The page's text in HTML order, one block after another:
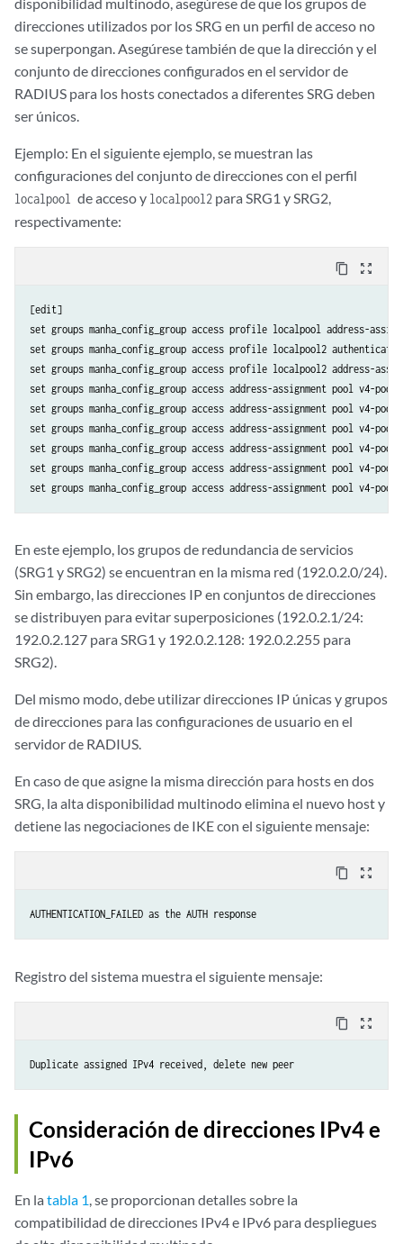
direcciones utilizados por los SRG en un perfil de acceso no
se superpongan. Asegúrese también de que la dirección y el
conjunto de direcciones configurados en el servidor de
RADIUS para los hosts conectados a diferentes SRG deben
ser únicos.
Ejemplo: En el siguiente ejemplo, se muestran las
configuraciones del conjunto de direcciones con el perfil
localpool de acceso y localpool2 para SRG1 y SRG2,
respectivamente:
content_copy zoom_out_map
[edit]
set groups manha_config_group access profile localpool address-
set groups manha_config_group access profile localpool2
set groups manha_config_group access profile localpool2 address-
set groups manha_config_group access address-assignment pool v4-
set groups manha_config_group access address-assignment pool v4-
set groups manha_config_group access address-assignment pool v4-
set groups manha_config_group access address-assignment pool v4-
set groups manha_config_group access address-assignment pool v4-
En este ejemplo, los grupos de redundancia de servicios
(SRG1 y SRG2) se encuentran en la misma red (192.0.2.0/24).
Sin embargo, las direcciones IP en conjuntos de direcciones
se distribuyen para evitar superposiciones (192.0.2.1/24:
192.0.2.127 para SRG1 y 192.0.2.128: 192.0.2.255 para
SRG2).
Del mismo modo, debe utilizar direcciones IP únicas y grupos
de direcciones para las configuraciones de usuario en el
servidor de RADIUS.
En caso de que asigne la misma dirección para hosts en dos
SRG, la alta disponibilidad multinodo elimina el nuevo host y
detiene las negociaciones de IKE con el siguiente mensaje:
content_copy zoom_out_map
AUTHENTICATION_FAILED as the AUTH response
Registro del sistema muestra el siguiente mensaje:
content_copy zoom_out_map
Duplicate assigned IPv4 received, delete new peer
Consideración de direcciones IPv4 e
IPv6
En la tabla 1 , se proporcionan detalles sobre la
compatibilidad de direcciones IPv4 e IPv6 para despliegues